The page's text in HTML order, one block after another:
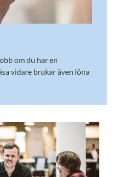
om du har en
vidare brukar även löna